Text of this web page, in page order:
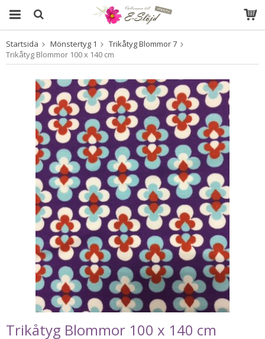
Produkten har blivit tillagd i varukorgen
Startsida Mönstertyg 1
Trikåtyg Blommor 7
Trikåtyg Blommor 100 x 140 cm
Trikåtyg Blommor 100 x 140 cm